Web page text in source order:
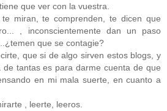
que ver con la vuestra.
miran, te comprenden, te dicen que
, inconscientemente dan un paso
que se contagie?
que si de algo sirven estos blogs, y
de tantas es para darme cuenta de que
en mi mala suerte, en cuanto a
, leerte, leeros.